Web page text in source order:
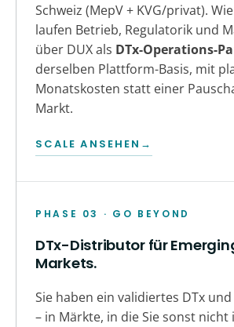
Schweiz (MepV + KVG/privat).
laufen Betrieb, Regulatorik und
über DUX als DTx-Operations-
derselben Plattform-Basis, mit
Monatskosten statt einer
Markt.
SCALE ANSEHEN →
PHASE 03 · GO BEYOND
DTx-Distributor für
Markets.
Sie haben ein validiertes DTx
– in Märkte, in die Sie sonst